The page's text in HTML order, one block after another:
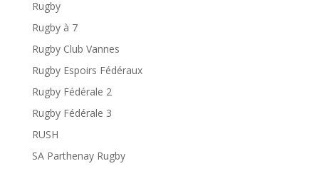
Rugby
Rugby à 7
Rugby Club Vannes
Rugby Espoirs Fédéraux
Rugby Fédérale 2
Rugby Fédérale 3
RUSH
SA Parthenay Rugby